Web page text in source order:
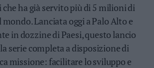
ha già servito più di 5 milioni di
Lanciata oggi a Palo Alto e
in dozzine di Paesi, questo lancio
serie completa a disposizione di
missione: facilitare lo sviluppo e